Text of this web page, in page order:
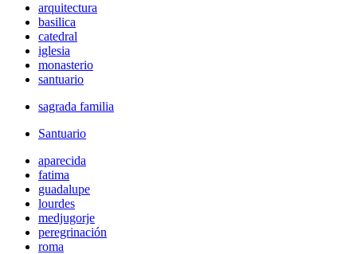
arquitectura
basilica
catedral
iglesia
monasterio
santuario
sagrada familia
Santuario
aparecida
fatima
guadalupe
lourdes
medjugorje
peregrinación
roma